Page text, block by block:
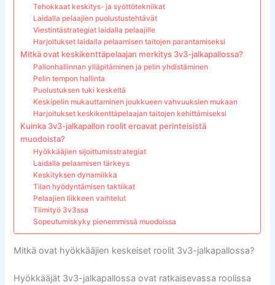
Tehokkaat keskitys- ja syöttötekniikat
Laidalla pelaajien puolustustehtävät
Viestintästrategiat laidalla pelaajille
Harjoitukset laidalla pelaamisen taitojen parantamiseksi
Mitkä ovat keskikenttäpelaajan merkitys 3v3-jalkapallossa?
Pallonhallinnan ylläpitäminen ja pelin yhdistäminen
Pelin tempon hallinta
Puolustuksen tuki keskeltä
Keskipelin mukauttaminen joukkueen vahvuuksien mukaan
Harjoitukset keskikenttäpelaajan taitojen kehittämiseksi
Kuinka 3v3-jalkapallon roolit eroavat perinteisistä
muodoista?
Hyökkääjien sijoittumisstrategiat
Laidalla pelaamisen tärkeys
Keskityksen dynamiikka
Tilan hyödyntämisen taktiikat
Pelaajien liikkeen vaihtelut
Tiimityö 3v3ssa
Sopeutumiskyky pienemmissä muodoissa
Mitkä ovat hyökkääjien keskeiset roolit 3v3-jalkapallossa?
Hyökkääjät 3v3-jalkapallossa ovat ratkaisevassa roolissa